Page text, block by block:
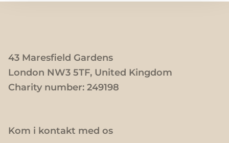
43 Maresfield Gardens
London NW3 5TF, United Kingdom
Charity number: 249198
Kom i kontakt med os